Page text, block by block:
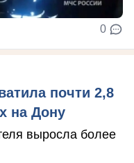
0
почти 2,8
на Дону
выросла более